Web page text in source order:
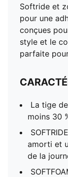
Softride et
pour une
conçues
style et le
parfaite
La tige
moins 30
amorti et
de la